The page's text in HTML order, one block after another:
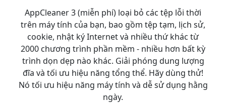
AppCleaner 3 (miễn phí) loại bỏ các tệp lỗi thời
trên máy tính của bạn, bao gồm tệp tạm, lịch sử,
cookie, nhật ký Internet và nhiều thứ khác từ
2000 chương trình phần mềm - nhiều hơn bất kỳ
trình dọn dẹp nào khác. Giải phóng dung lượng
đĩa và tối ưu hiệu năng tổng thể. Hãy dùng thử!
Nó tối ưu hiệu năng máy tính và dễ sử dụng hằng
ngày.